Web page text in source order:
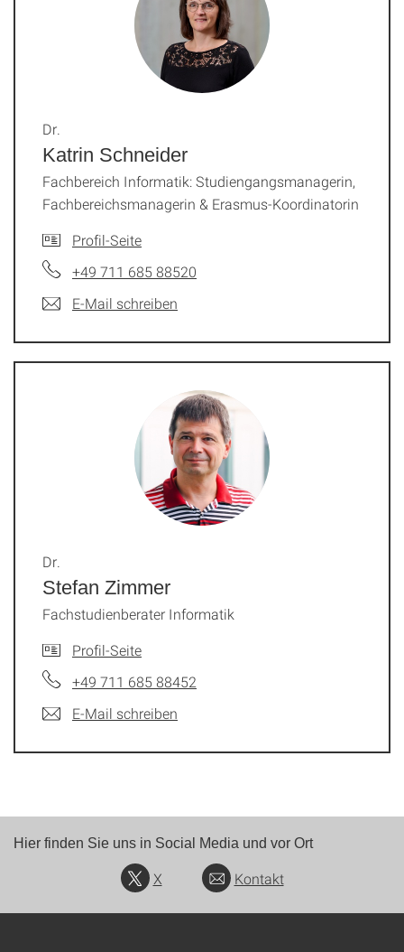
Katrin Schneider
Dr.
Fachbereich Informatik: Studiengangsmanagerin,
Fachbereichsmanagerin & Erasmus-Koordinatorin
Profil-Seite
+49 711 685 88520
E-Mail schreiben
Stefan Zimmer
Dr.
Fachstudienberater Informatik
Profil-Seite
+49 711 685 88452
E-Mail schreiben
Hier finden Sie uns in Social Media und vor Ort
X Kontakt